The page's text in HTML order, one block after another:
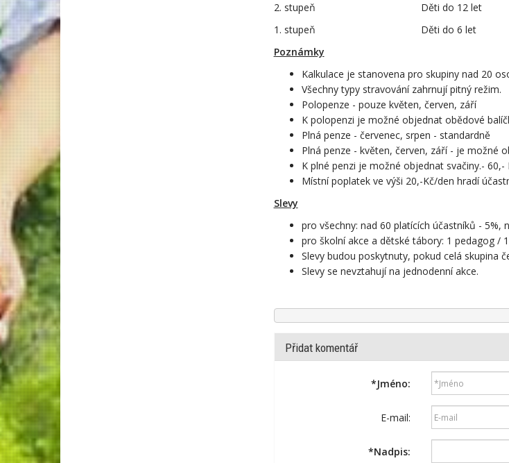
2. stupeň
Děti do 12 let
1. stupeň
Děti do 6 let
Poznámky
Kalkulace je stanovena pro skupiny nad 20
Všechny typy stravování zahrnují pitný režim.
Polopenze - pouze květen, červen, září
K polopenzi je možné objednat obědové
Plná penze - červenec, srpen - standardně
Plná penze - květen, červen, září - je možné
K plné penzi je možné objednat svačiny.- 60,-
Místní poplatek ve výši 20,-Kč/den hradí
Slevy
pro všechny: nad 60 platících účastníků - 5%,
pro školní akce a dětské tábory: 1 pedagog /
Slevy budou poskytnuty, pokud celá skupina
Slevy se nevztahují na jednodenní akce.
Přidat komentář
*Jméno:
E-mail:
*Nadpis: